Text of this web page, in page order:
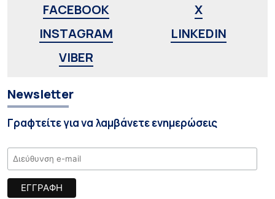
FACEBOOK
X
INSTAGRAM
LINKEDIN
VIBER
Newsletter
Γραφτείτε για να λαμβάνετε ενημερώσεις